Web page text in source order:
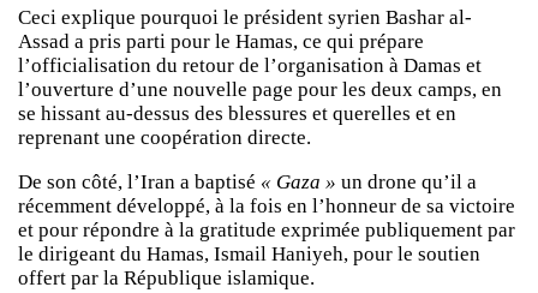
Ceci explique pourquoi le président syrien Bashar al-
Assad a pris parti pour le Hamas, ce qui prépare
l’officialisation du retour de l’organisation à Damas et
l’ouverture d’une nouvelle page pour les deux camps, en
se hissant au-dessus des blessures et querelles et en
reprenant une coopération directe.
De son côté, l’Iran a baptisé « Gaza » un drone qu’il a
récemment développé, à la fois en l’honneur de sa victoire
et pour répondre à la gratitude exprimée publiquement par
le dirigeant du Hamas, Ismail Haniyeh, pour le soutien
offert par la République islamique.